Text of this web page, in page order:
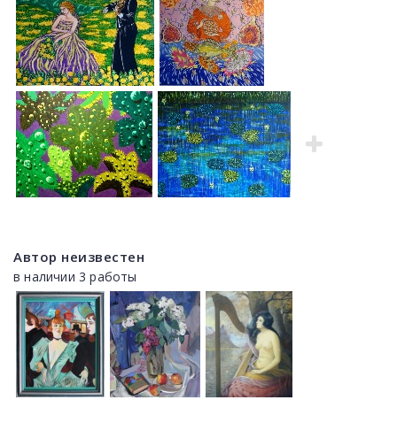
Автор неизвестен
в наличии 3 работы